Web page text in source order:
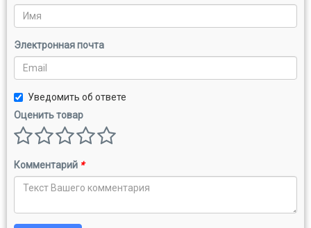
Электронная почта
Уведомить об ответе
Оценить товар
Комментарий *